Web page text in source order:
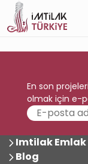
En son
olmak için e-
Imtilak Emlak
Blog